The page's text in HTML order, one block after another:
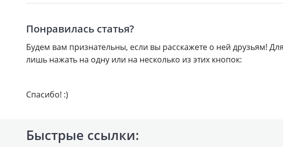
Понравилась статья?
Будем вам признательны, если вы расскажете о ней друзьям!
лишь нажать на одну или на несколько из этих кнопок:
Спасибо! :)
Быстрые ссылки: